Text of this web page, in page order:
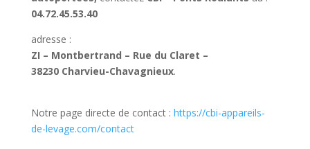
04.72.45.53.40
adresse :
ZI – Montbertrand – Rue du Claret –
38230 Charvieu-Chavagnieux.
Notre page directe de contact : https://cbi-appareils-
de-levage.com/contact